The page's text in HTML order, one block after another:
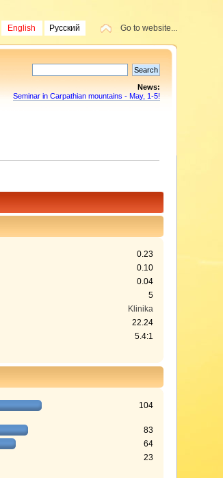
Go to website...
English Русский
News:
Seminar in Carpathian mountains - May, 1-5!
0.23
0.10
0.04
5
Klinika
22.24
5.4:1
104
83
64
23